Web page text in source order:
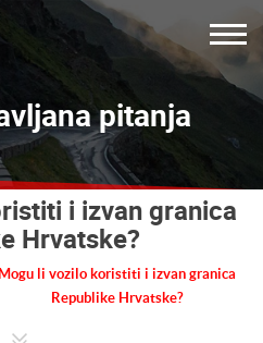
pitanja
i izvan granica
Hrvatske?
Mogu li vozilo koristiti i izvan granica
Republike Hrvatske?